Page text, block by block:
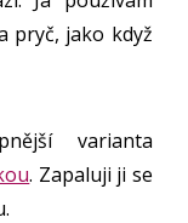
pryč, jako když
varianta
. Zapaluji ji se